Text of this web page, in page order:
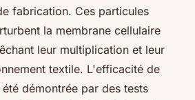
fabrication. Ces particules
la membrane cellulaire
leur multiplication et leur
textile. L'efficacité de
démontrée par des tests